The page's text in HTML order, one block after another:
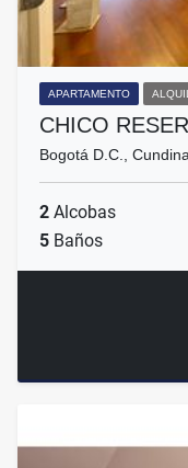
APARTAMENTO
CHICO
Bogotá D.C.,
2 Alcobas
5 Baños